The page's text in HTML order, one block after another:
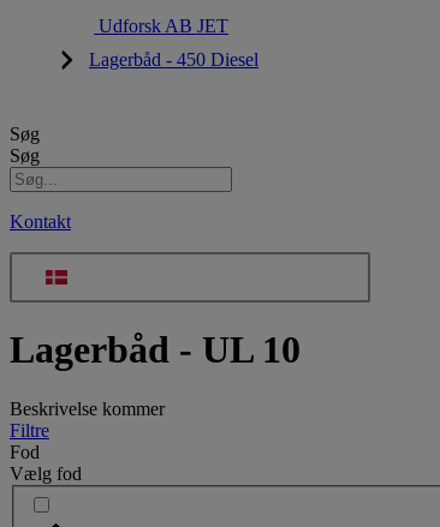
Udforsk AB JET
Lagerbåd - 450 Diesel
Søg
Søg
Kontakt
Lagerbåd - UL 10
Beskrivelse kommer
Filtre
Fod
Vælg fod